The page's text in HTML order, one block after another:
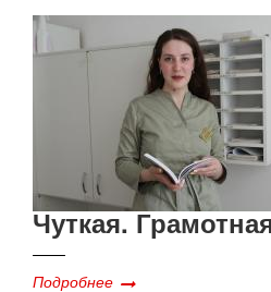
Чуткая.
Подробнее